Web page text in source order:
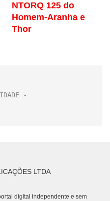
NTORQ 125 do
Homem-Aranha e
Thor
LTDA
digital independente e sem